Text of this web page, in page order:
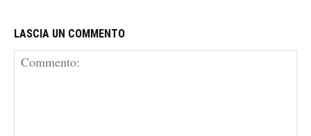
LASCIA UN COMMENTO